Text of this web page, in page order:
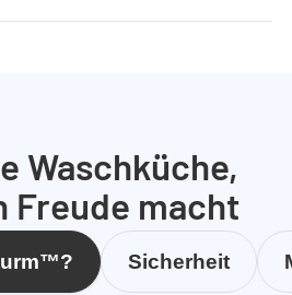
Waschküche,
Freude macht
Sicherheit